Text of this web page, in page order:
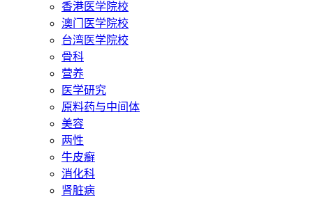
香港医学院校
澳门医学院校
台湾医学院校
骨科
营养
医学研究
原料药与中间体
美容
两性
牛皮癣
消化科
肾脏病